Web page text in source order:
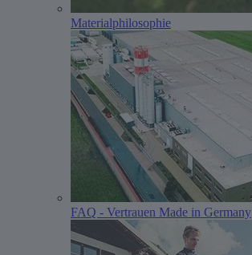
Materialphilosophie
FAQ - Vertrauen Made in Germany